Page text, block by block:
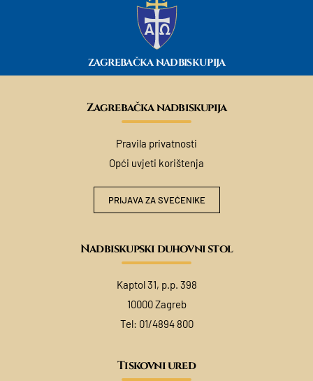
ZAGREBAČKA NADBISKUPIJA
Zagrebačka nadbiskupija
Pravila privatnosti
Opći uvjeti korištenja
PRIJAVA ZA SVEĆENIKE
Nadbiskupski duhovni stol
Kaptol 31, p.p. 398
10000 Zagreb
Tel: 01/4894 800
Tiskovni ured